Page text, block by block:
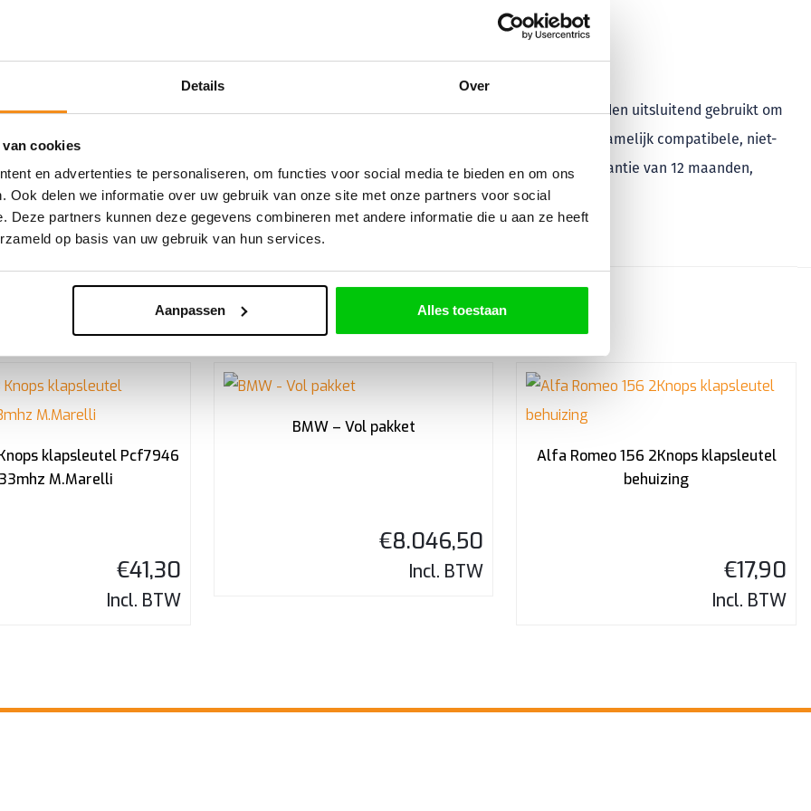
Details Over
cookies
en advertenties te personaliseren, om functies voor social media te bieden en om ons
Ook delen we informatie over uw gebruik van onze site met onze partners voor social
Deze partners kunnen deze gegevens combineren met andere informatie die u aan ze heeft
op basis van uw gebruik van hun services.
Aanpassen Alles toestaan
genoemd, waaronder Honda, zijn eigendom van hun respectieve rechthebbenden en worden uitsluitend gebruikt om
is niet gelieerd aan, erkend door of officieel partner van deze merken. Wij leveren voornamelijk compatibele, niet-
onze partnerleveranciers worden verzorgd. Op al onze producten geldt een minimale garantie van 12 maanden,
WELLLICHT OOK INTERRESANT
klapsleutel Pcf7946
M.Marelli
€41,30
Incl. BTW
BMW – Vol pakket
€8.046,50
Incl. BTW
Alfa Romeo 156 2Knops klapsleutel
behuizing
€17,90
Incl. BTW